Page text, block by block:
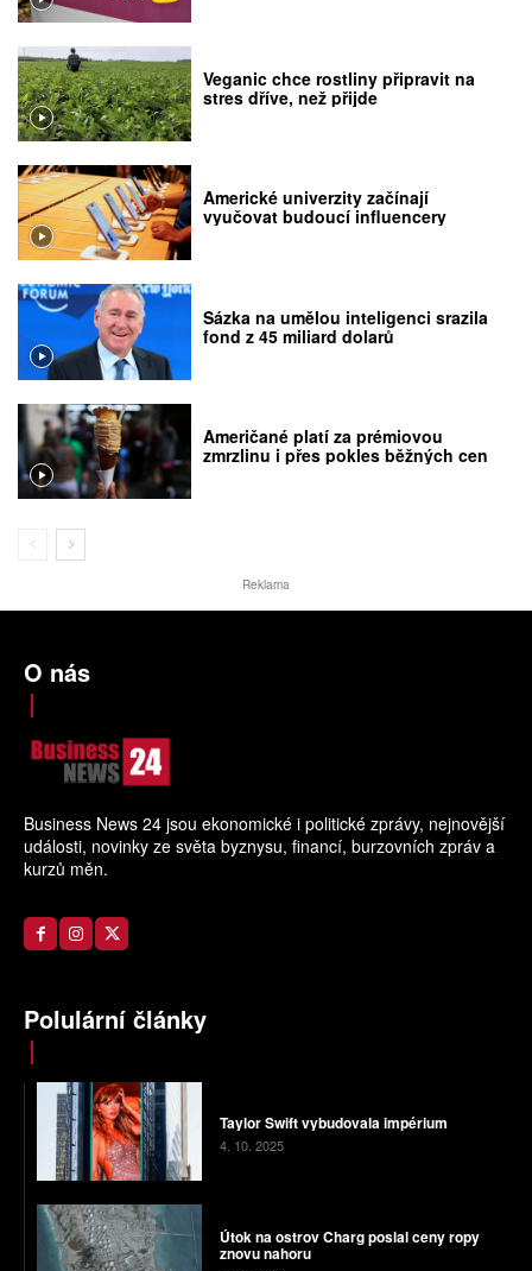
Veganic chce rostliny připravit na
stres dříve, než přijde
Americké univerzity začínají
vyučovat budoucí influencery
Sázka na umělou inteligenci srazila
fond z 45 miliard dolarů
Američané platí za prémiovou
zmrzlinu i přes pokles běžných cen
Reklama
O nás
Business News 24 jsou ekonomické i politické zprávy, nejnovější
události, novinky ze světa byznysu, financí, burzovních zpráv a
kurzů měn.
Polulární články
Taylor Swift vybudovala impérium
4. 10. 2025
Útok na ostrov Charg poslal ceny ropy
znovu nahoru